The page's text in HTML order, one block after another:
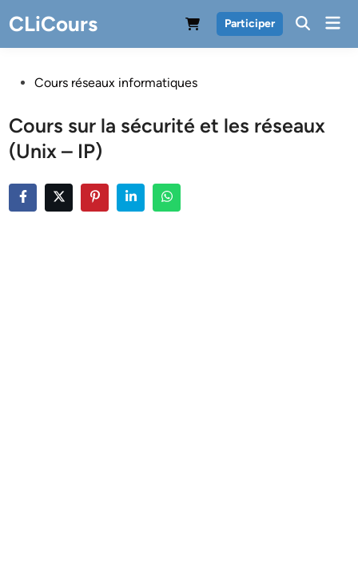
to
content
CLiCours Participer
PostedCours réseaux informatiques
Cours sur la sécurité et les réseaux
(Unix – IP)